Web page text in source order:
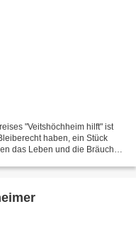
"Veitshöchheim hilft" ist
haben, ein Stück
das Leben und die Bräuche